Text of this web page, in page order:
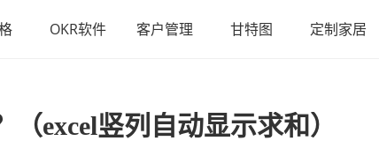
OKR软件 客户管理 甘特图 定制家居
excel竖列自动显示求和）